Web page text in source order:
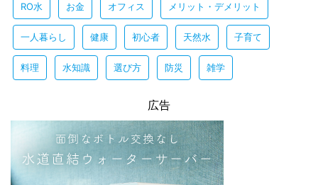
RO水 お金 オフィス メリット・デメリット
一人暮らし 健康 初心者 天然水 子育て
料理 水知識 選び方 防災 雑学
広告